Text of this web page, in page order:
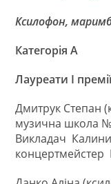
Ксилофон,
Категорія А
Лауреати І
Дмитрук Степан
музична школа
Викладач
концертмейстер